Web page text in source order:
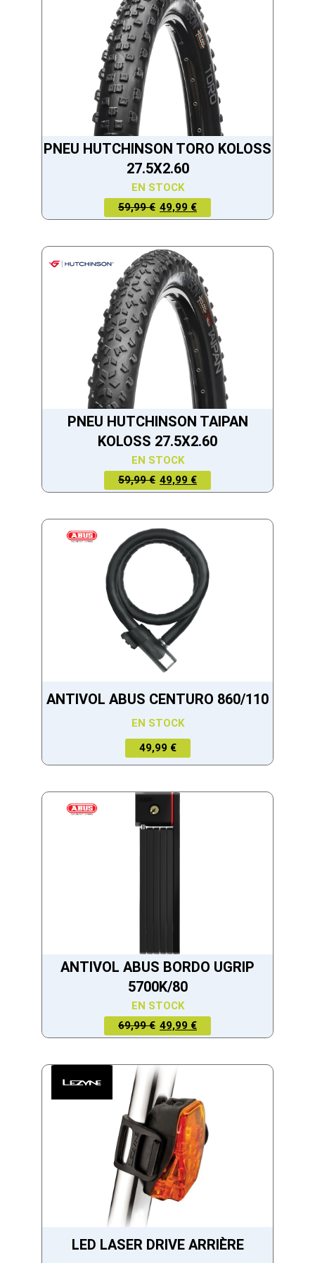
PNEU HUTCHINSON TORO KOLOSS
27.5X2.60
EN STOCK
59,99 €
LE PRIX
INITIAL
49,99 €
LE PRIX
ACTUEL
PNEU HUTCHINSON TAIPAN
KOLOSS 27.5X2.60
EN STOCK
59,99 €
LE PRIX
INITIAL
49,99 €
LE PRIX
ACTUEL
ANTIVOL ABUS CENTURO 860/110
EN STOCK
49,99 €
ANTIVOL ABUS BORDO UGRIP
5700K/80
EN STOCK
69,99 €
LE PRIX
INITIAL
69,99 €.
49,99 €
LE PRIX
ACTUEL
49,99 €.
LED LASER DRIVE ARRIÈRE